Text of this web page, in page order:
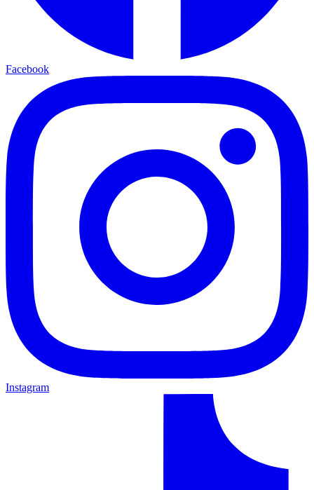
Facebook
Instagram